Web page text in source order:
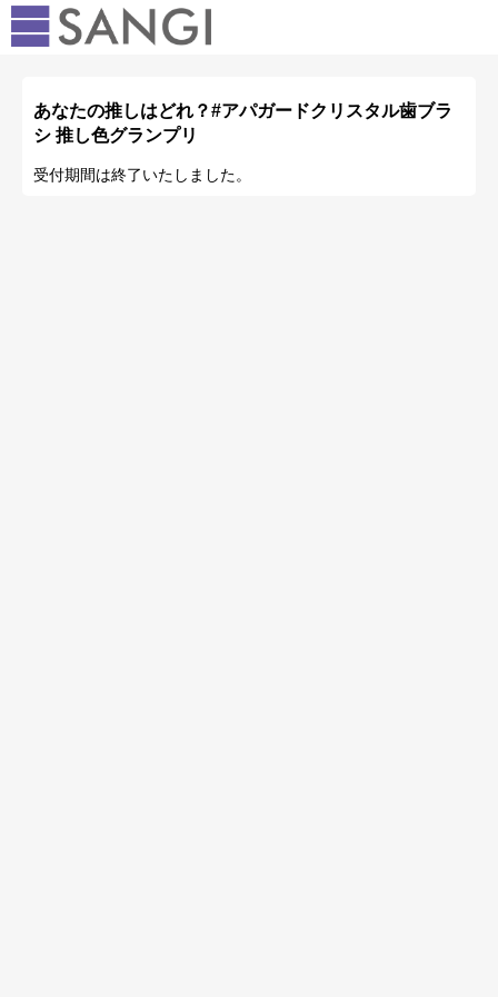
あなたの推しはどれ？#アパガードクリスタル歯ブラ
シ 推し色グランプリ
受付期間は終了いたしました。